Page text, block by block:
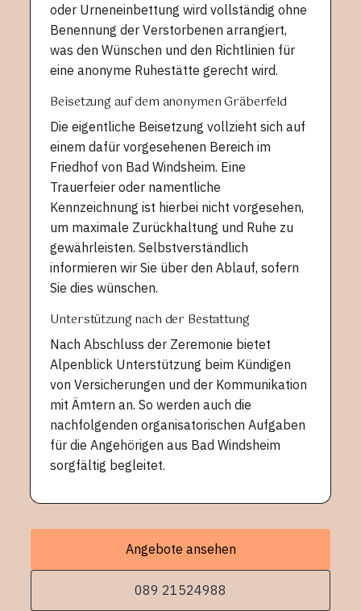
oder Urneneinbettung wird vollständig ohne
Benennung der Verstorbenen arrangiert,
was den Wünschen und den Richtlinien für
eine anonyme Ruhestätte gerecht wird.
Beisetzung auf dem anonymen Gräberfeld
Die eigentliche Beisetzung vollzieht sich auf
einem dafür vorgesehenen Bereich im
Friedhof von Bad Windsheim. Eine
Trauerfeier oder namentliche
Kennzeichnung ist hierbei nicht vorgesehen,
um maximale Zurückhaltung und Ruhe zu
gewährleisten. Selbstverständlich
informieren wir Sie über den Ablauf, sofern
Sie dies wünschen.
Unterstützung nach der Bestattung
Nach Abschluss der Zeremonie bietet
Alpenblick Unterstützung beim Kündigen
von Versicherungen und der Kommunikation
mit Ämtern an. So werden auch die
nachfolgenden organisatorischen Aufgaben
für die Angehörigen aus Bad Windsheim
sorgfältig begleitet.
Angebote ansehen
089 21524988